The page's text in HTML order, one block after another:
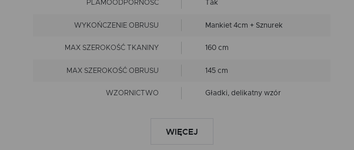
PLAMOODPORNOŚĆ Tak
WYKOŃCZENIE OBRUSU Mankiet 4cm + Sznurek
MAX SZEROKOŚĆ TKANINY 160 cm
MAX SZEROKOŚĆ OBRUSU 145 cm
WZORNICTWO Gładki, delikatny wzór
WIĘCEJ